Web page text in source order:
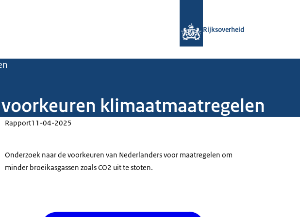
Rijksoverheid
klimaatmaatregelen
Rapport11-04-2025
Onderzoek naar de voorkeuren van Nederlanders voor maatregelen om
minder broeikasgassen zoals CO2 uit te stoten.